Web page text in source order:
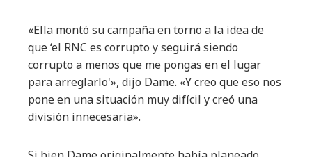
«Ella montó su campaña en torno a la idea de
que ‘el RNC es corrupto y seguirá siendo
corrupto a menos que me pongas en el lugar
para arreglarlo'», dijo Dame. «Y creo que eso nos
pone en una situación muy difícil y creó una
división innecesaria».